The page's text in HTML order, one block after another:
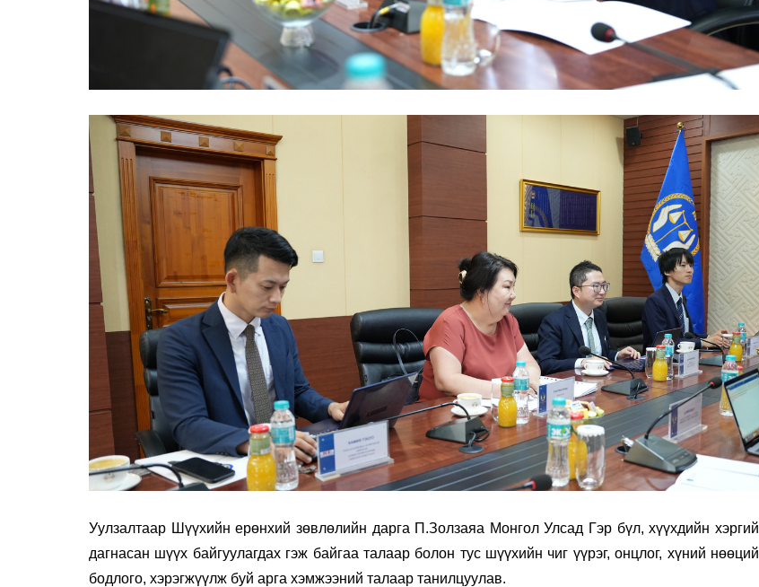
Уулзалтаар Шүүхийн ерөнхий зөвлөлийн дарга П.Золзаяа Монгол Улсад Гэр бүл, хүүхдийн
дагнасан шүүх байгуулагдах гэж байгаа талаар болон тус шүүхийн чиг үүрэг, онцлог, хүний
бодлого, хэрэгжүүлж буй арга хэмжээний талаар танилцуулав.